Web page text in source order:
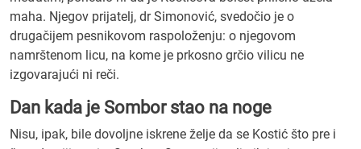
maha. Njegov prijatelj, dr Simonović, svedočio je o
drugačijem pesnikovom raspoloženju: o njegovom
namrštenom licu, na kome je prkosno grčio vilicu ne
izgovarajući ni reči.
Dan kada je Sombor stao na noge
Nisu, ipak, bile dovoljne iskrene želje da se Kostić što pre i